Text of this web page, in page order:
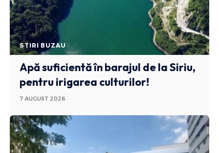
STIRI BUZAU
Apă suficientă în barajul de la Siriu,
pentru irigarea culturilor!
7 AUGUST 2026